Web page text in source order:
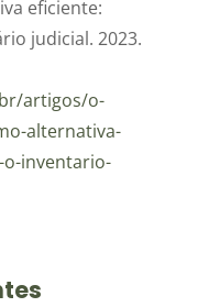
eficiente:
judicial. 2023.
artigos/o-
alternativa-
inventario-